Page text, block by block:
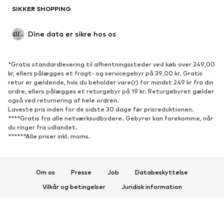
Upcycled mode
Nyheder
Trending
Sneakers
Ankelstøvler
Pumps & høje hæle
Støvler
Sandaler
Lave sko
Sportssko
SIKKER SHOPPING
Dine data er sikre hos os
*Gratis standardlevering til afhentningssteder ved køb over 249,00
kr, ellers pålægges et fragt- og servicegebyr på 39,00 kr. Gratis
retur er gældende, hvis du beholder vare(r) for mindst 249 kr fra din
ordre, ellers pålægges et returgebyr på 19 kr. Returgebyret gælder
også ved returnering af hele ordren.
Laveste pris inden for de sidste 30 dage før prisreduktionen.
****Gratis fra alle netværksudbydere. Gebyrer kan forekomme, når
du ringer fra udlandet.
******Alle priser inkl. moms.
Om os Presse Job
Databeskyttelse
Vilkår og betingelser
Juridisk information